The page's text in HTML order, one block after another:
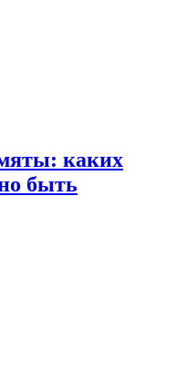
каких
быть